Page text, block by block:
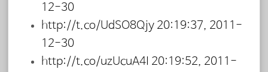
12-30
http://t.co/UdSO8Qjy 20:19:37, 2011-
12-30
http://t.co/uzUcuA4I 20:19:52, 2011-